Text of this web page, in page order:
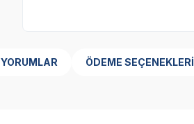
YORUMLAR ÖDEME SEÇENEKLERI